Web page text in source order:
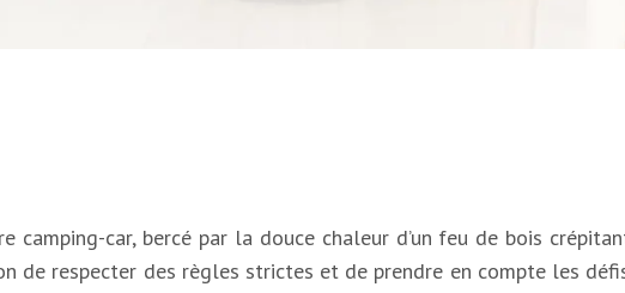
car, bercé par la douce chaleur d’un feu de bois
respecter des règles strictes et de prendre en compte les